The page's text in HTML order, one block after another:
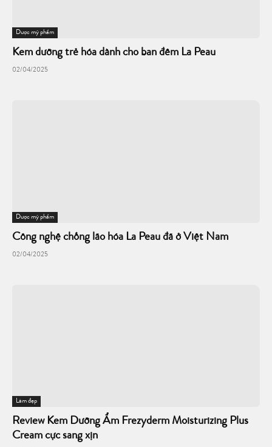
Dược mỹ phẩm
Kem dưỡng trẻ hóa dành cho ban đêm La Peau
02/04/2025
Dược mỹ phẩm
Công nghệ chống lão hóa La Peau đã ở Việt Nam
02/04/2025
Làm đẹp
Review Kem Dưỡng Ẩm Frezyderm Moisturizing Plus
Cream cực sang xịn